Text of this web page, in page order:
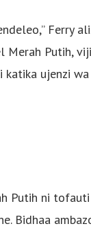
Ferry
Merah Putih,
katika ujenzi
Putih ni
Bidhaa